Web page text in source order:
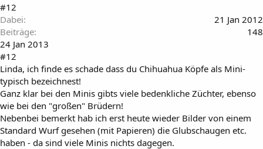
#12
Dabei
21 Jan 2012
Beiträge
148
24 Jan 2013
#12
Linda, ich finde es schade dass du Chihuahua Köpfe als Mini-
typisch bezeichnest!
Ganz klar bei den Minis gibts viele bedenkliche Züchter, ebenso
wie bei den "großen" Brüdern!
Nebenbei bemerkt hab ich erst heute wieder Bilder von einem
Standard Wurf gesehen (mit Papieren) die Glubschaugen etc.
haben - da sind viele Minis nichts dagegen.